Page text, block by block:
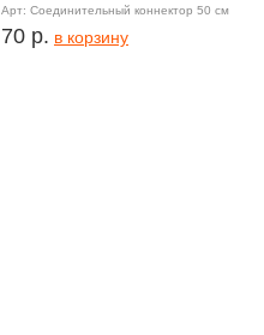
Арт: Соединительный коннектор 50 см
70 р. в корзину